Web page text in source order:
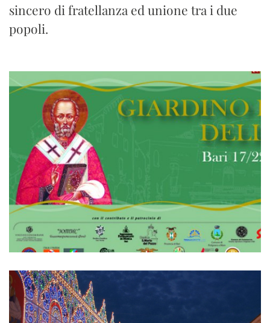
sincero di fratellanza ed unione tra i due
popoli.